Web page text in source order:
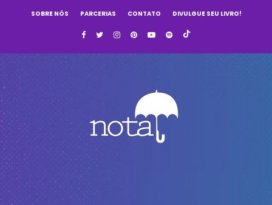
SOBRE NÓS PARCERIAS CONTATO DIVULGUE SEU LIVRO!